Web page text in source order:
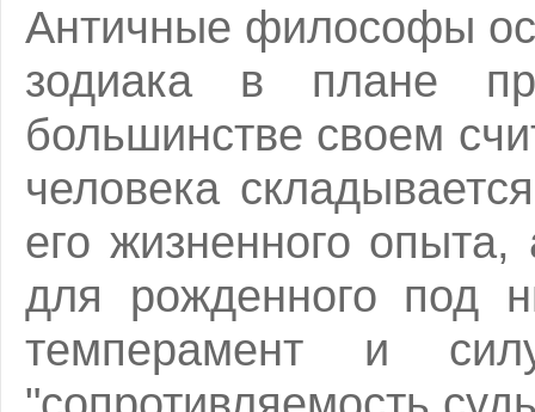
Античные философы
зодиака в плане
большинстве своем
человека
его жизненного опыта,
для рожденного под
темперамент и